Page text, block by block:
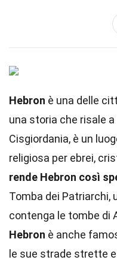
Hebron è una delle
una storia che risale
Cisgiordania, è un
religiosa per ebrei,
rende Hebron così
Tomba dei Patriarchi,
contenga le tombe di
Hebron è anche
le sue strade strette